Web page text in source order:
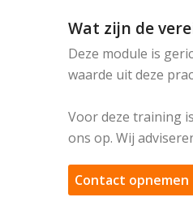
Wat zijn de
Deze module is
waarde uit deze
Voor deze training
ons op. Wij
Contact opnemen